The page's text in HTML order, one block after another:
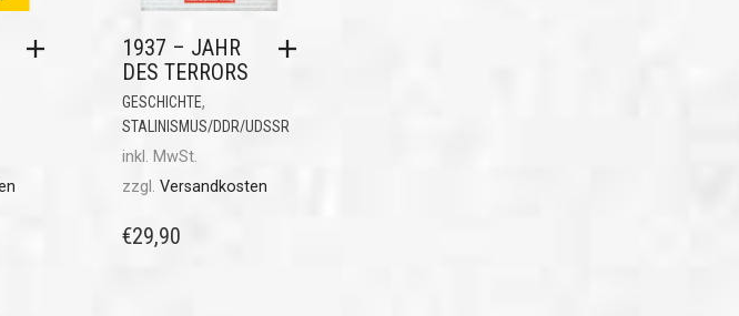
1937 – JAHR
DES TERRORS
GESCHICHTE,
STALINISMUS/DDR/UDSSR
inkl. MwSt.
zzgl. Versandkosten
€29,90